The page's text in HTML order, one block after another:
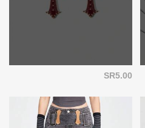
SR5.00